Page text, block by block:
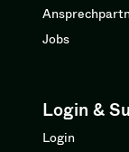
Jobs
Login &
Login